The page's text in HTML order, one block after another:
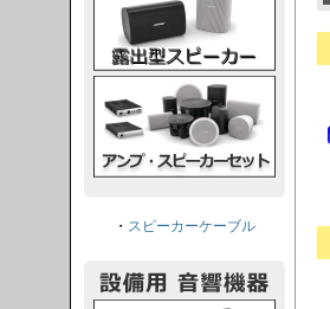
・ スピーカーケーブル